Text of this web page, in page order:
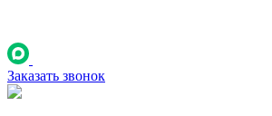
Заказать звонок